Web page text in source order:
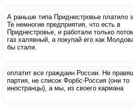
А раньше типа Приднестровье платило
Те немногие предприятия, что есть в
Приднестровье, и работали только
газ халявный, а покупай его как
бы стали.
оплатит все граждаин России. Не
партия, не список Форбс-Россия (они то
иностранцы), а мы, из своего кармана